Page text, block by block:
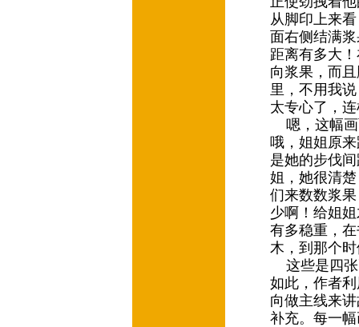
从脚印上来
面右侧结满
距离有多大
向浆果，而
里，不用我
太专心了，
嗯，这幅画
哦，姐姐原
是她的步伐
姐，她很清
们来数数浆
少啊！给姐
有多稳重，
木，到那个
这些是四张
如此，作者
向做主线来
补充。每一